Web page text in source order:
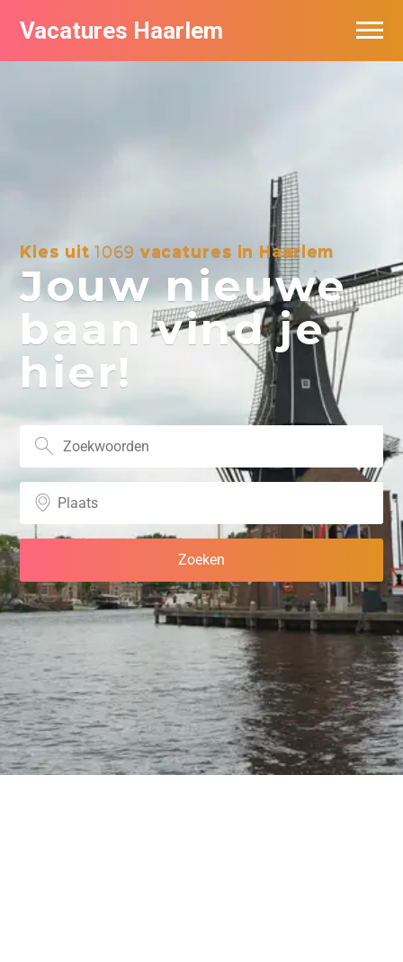
Vacatures Haarlem
Kies uit1069 vacatures in Haarlem
Jouw nieuwe
baan vind je
hier!
Vacatures per bedrijf in Haarlem